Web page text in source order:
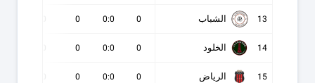
13 الشباب 0
0:0
0
14 الخلود 0
0:0
0
15 الرياض 0
0:0
0